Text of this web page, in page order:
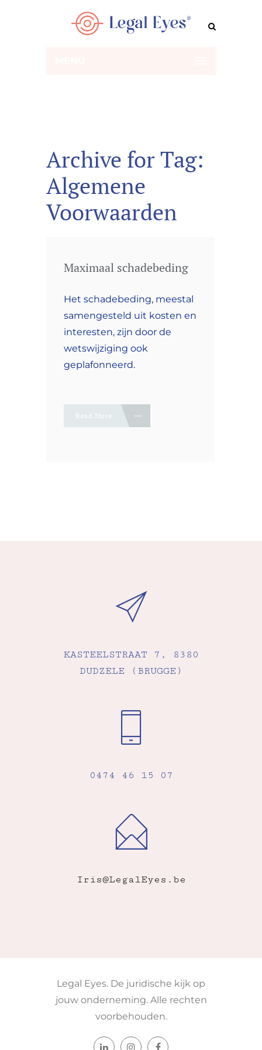
Archive for Tag:
Algemene
Voorwaarden
Maximaal schadebeding
Het schadebeding, meestal
samengesteld uit kosten en
interesten, zijn door de
wetswijziging ook
geplafonneerd.
Read More
KASTEELSTRAAT 7, 8380
DUDZELE (BRUGGE)
0474 46 15 07
Iris@LegalEyes.be
Legal Eyes. De juridische kijk op
jouw onderneming. Alle rechten
voorbehouden.